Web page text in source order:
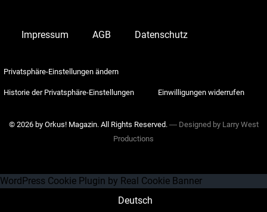
Impressum AGB Datenschutz
Privatsphäre-Einstellungen ändern
Historie der Privatsphäre-Einstellungen Einwilligungen widerrufen
© 2026 by Orkus! Magazin. All Rights Reserved. ― Designed by Larry West
Productions
WordPress Cookie Plugin by Real Cookie Banner
Deutsch